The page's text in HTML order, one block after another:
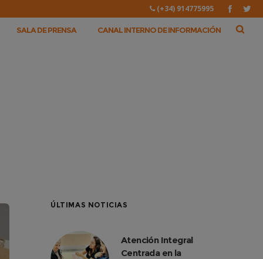
(+34) 914775995
SALA DE PRENSA CANAL INTERNO DE INFORMACIÓN
ÚLTIMAS NOTICIAS
Atención Integral
Centrada en la